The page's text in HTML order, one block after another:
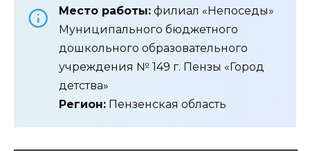
Место работы: филиал «Непоседы»
Муниципального бюджетного
дошкольного образовательного
учреждения № 149 г. Пензы «Город
детства»
Регион: Пензенская область